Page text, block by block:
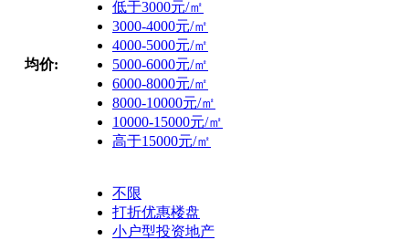
均价:
低于3000元/㎡
3000-4000元/㎡
4000-5000元/㎡
5000-6000元/㎡
6000-8000元/㎡
8000-10000元/㎡
10000-15000元/㎡
高于15000元/㎡
不限
打折优惠楼盘
小户型投资地产